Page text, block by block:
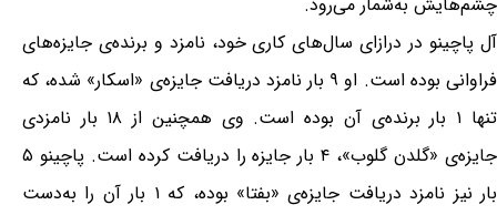
آل پاچینو در درازای سال‌های کاری خود، نامزد و برنده‌ی جایزه‌های
فراوانی بوده است. او ۹ بار نامزد دریافت جایزه‌ی «اسکار» شده، که
تنها ۱ بار برنده‌ی آن بوده است. وی همچنین از ۱۸ بار نامزدی
جایزه‌ی «گلدن گلوب»، ۴ بار جایزه را دریافت کرده است. پاچینو ۵
بار نیز نامزد دریافت جایزه‌ی «بفتا» بوده، که ۱ بار آن را به‌دست